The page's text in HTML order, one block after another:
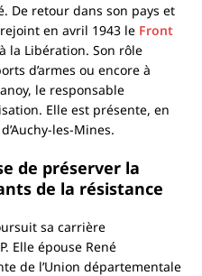
De retour dans son pays et
en avril 1943 le Front
la Libération. Son rôle
d’armes ou encore à
le responsable
Elle est présente, en
les-Mines.
de préserver la
de la résistance
sa carrière
Elle épouse René
de l’Union départementale